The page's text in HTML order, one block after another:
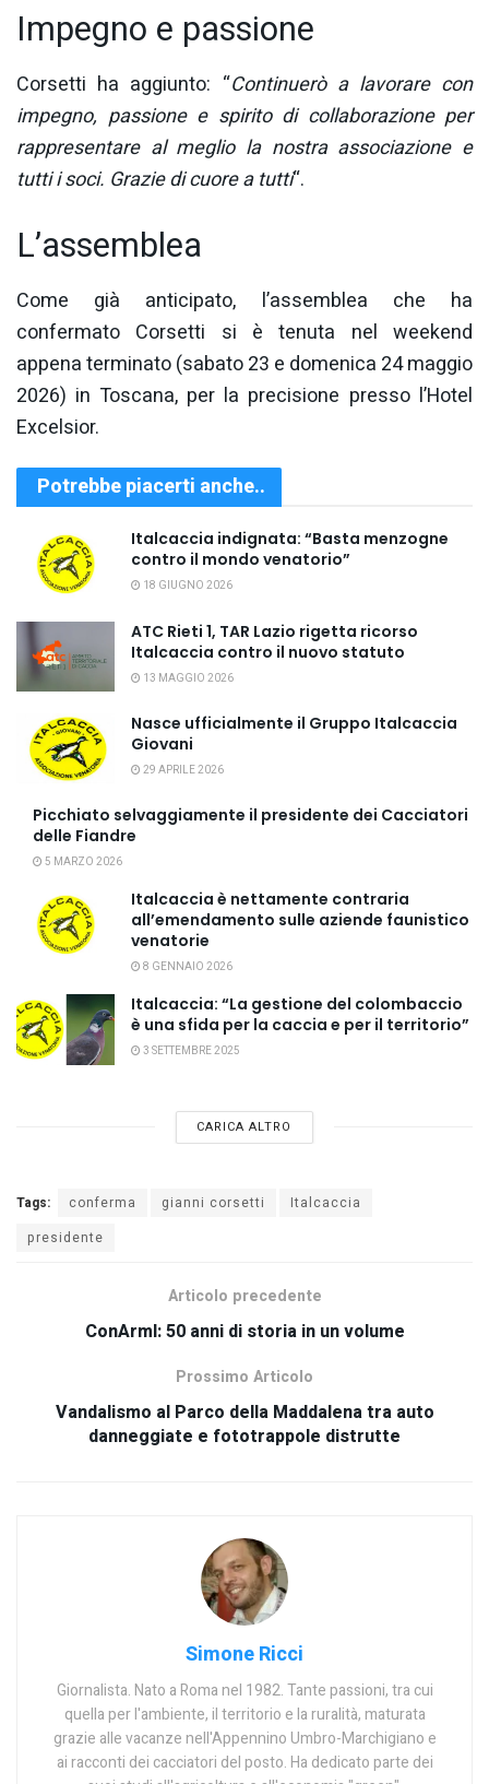
Impegno e passione
Corsetti ha aggiunto: “Continuerò a lavorare con
impegno, passione e spirito di collaborazione per
rappresentare al meglio la nostra associazione e
tutti i soci. Grazie di cuore a tutti“.
L’assemblea
Come già anticipato, l’assemblea che ha
confermato Corsetti si è tenuta nel weekend
appena terminato (sabato 23 e domenica 24 maggio
2026) in Toscana, per la precisione presso l’Hotel
Excelsior.
Potrebbe piacerti anche..
Italcaccia indignata: “Basta menzogne
contro il mondo venatorio”
18 GIUGNO 2026
ATC Rieti 1, TAR Lazio rigetta ricorso
Italcaccia contro il nuovo statuto
13 MAGGIO 2026
Nasce ufficialmente il Gruppo Italcaccia
Giovani
29 APRILE 2026
Picchiato selvaggiamente il presidente dei Cacciatori
delle Fiandre
5 MARZO 2026
Italcaccia è nettamente contraria
all’emendamento sulle aziende faunistico
venatorie
8 GENNAIO 2026
Italcaccia: “La gestione del colombaccio
è una sfida per la caccia e per il territorio”
3 SETTEMBRE 2025
CARICA ALTRO
Tags: conferma gianni corsetti
Italcaccia
presidente
Articolo precedente
ConArmI: 50 anni di storia in un volume
Prossimo Articolo
Vandalismo al Parco della Maddalena tra auto
danneggiate e fototrappole distrutte
Simone Ricci
Giornalista. Nato a Roma nel 1982. Tante passioni, tra cui
quella per l'ambiente, il territorio e la ruralità, maturata
grazie alle vacanze nell'Appennino Umbro-Marchigiano e
ai racconti dei cacciatori del posto. Ha dedicato parte dei